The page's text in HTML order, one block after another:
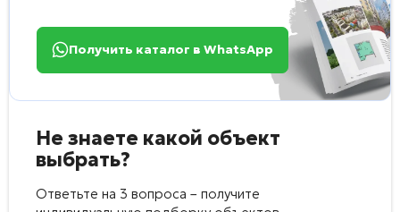
Получить каталог в WhatsApp
Не знаете какой объект
выбрать?
Ответьте на 3 вопроса – получите